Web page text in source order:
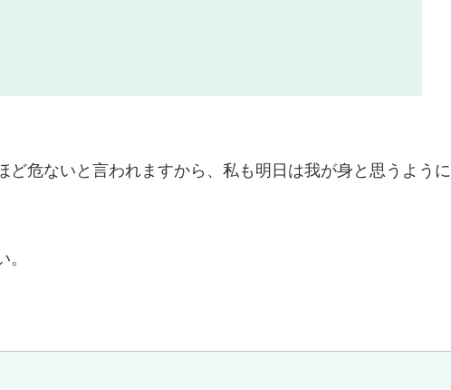
ど危ないと言われますから、私も明日は我が身と思うように